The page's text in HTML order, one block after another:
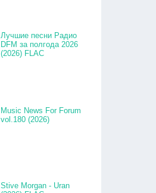
Лучшие песни Радио
DFM за полгода 2026
(2026) FLAC
Music News For Forum
vol.180 (2026)
Stive Morgan - Uran